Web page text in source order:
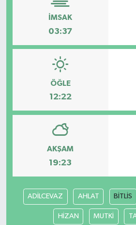
İMSAK
03:37
ÖĞLE
12:22
AKŞAM
19:23
ADİLCEVAZ AHLAT BİTLİS
HİZAN MUTKİ